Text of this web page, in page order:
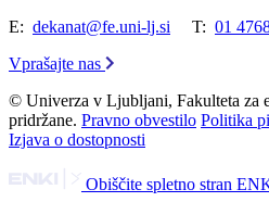
E: dekanat@fe.uni-lj.si T: 01
Vprašajte nas
© Univerza v Ljubljani, Fakulteta za
pridržane. Pravno obvestilo Politika
Izjava o dostopnosti
Obiščite spletno stran